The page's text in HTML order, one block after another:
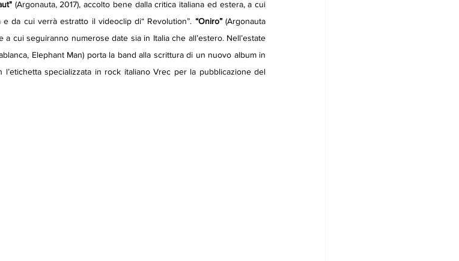
(Argonauta, 2017), accolto bene dalla critica italiana ed estera, a cui
da cui verrà estratto il videoclip di“ Revolution”. “Oniro” (Argonauta
cui seguiranno numerose date sia in Italia che all’estero. Nell’estate
Elephant Man) porta la band alla scrittura di un nuovo album in
specializzata in rock italiano Vrec per la pubblicazione del